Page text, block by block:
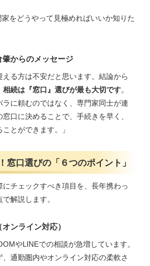
をどうやって見極めればいいか知りた
からのメッセージ
える方は不安だと思います。結論から
相続は『窓口』選びが最も大切です。
ラに頼むのではなく、専門家同士が連
口に決めることで、手続きを早く、
とができます。」
窓口選びの「６つのポイント」
にチェックすべき項目を、長年携わっ
解説します。
ンライン対応）
やLINEでの相談が急増しています。
通勤圏内やオンライン対応の柔軟さ